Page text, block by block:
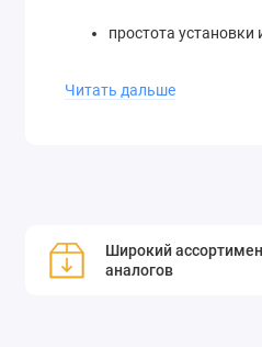
простота установки
QBH-S подходят для
Читать дальше
Широкий
аналогов